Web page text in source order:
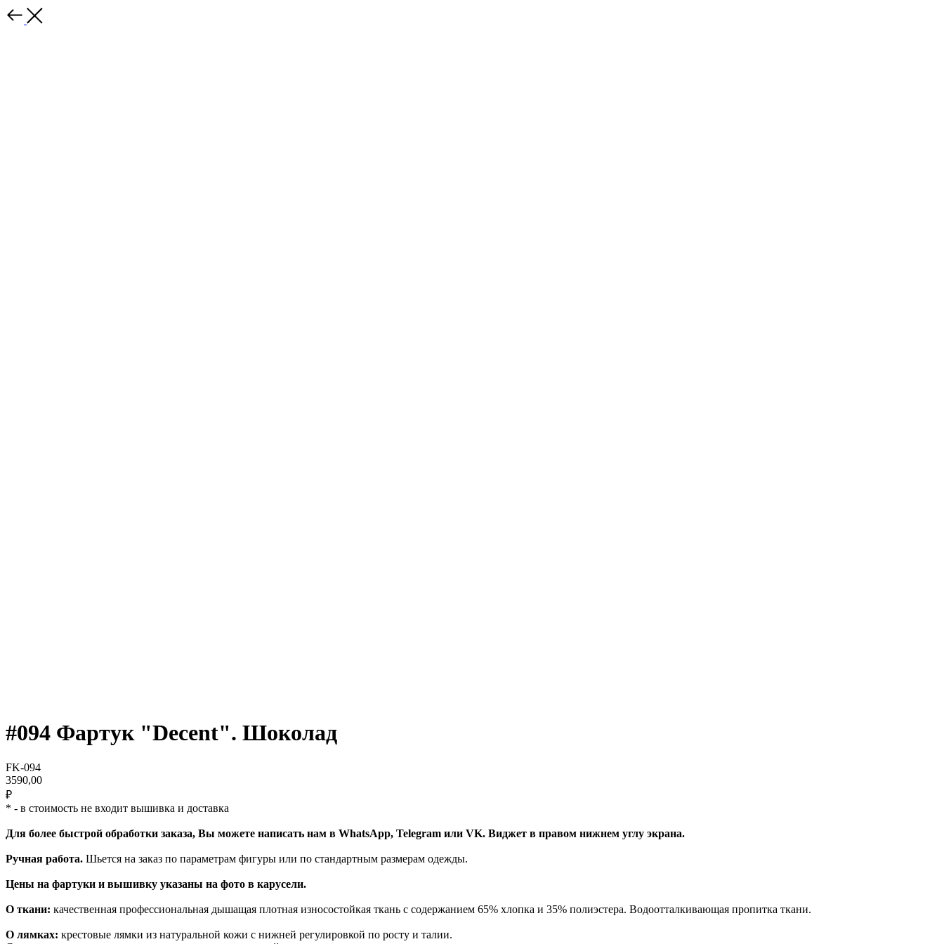
#094 Фартук "Decent". Шоколад
FK-094
3590,00
₽
* - в стоимость не входит вышивка и доставка
Для более быстрой обработки заказа, Вы можете написать нам в WhatsApp, Telegram или VK. Виджет в правом нижнем углу экрана.
Ручная работа. Шьется на заказ по параметрам фигуры или по стандартным размерам одежды.
Цены на фартуки и вышивку указаны на фото в карусели.
О ткани: качественная профессиональная дышащая плотная износостойкая ткань с содержанием 65% хлопка и 35% полиэстера. Водоотталкивающая пропитка ткани.
О лямках: крестовые лямки из натуральной кожи с нижней регулировкой по росту и талии.